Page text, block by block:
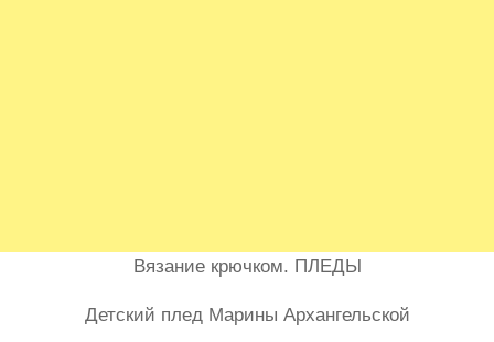
Вязание крючком. ПЛЕДЫ
Детский плед Марины Архангельской